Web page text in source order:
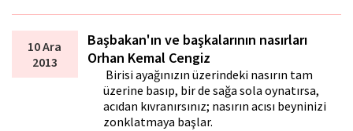
10 Ara
2013
Başbakan'ın ve başkalarının nasırları
Orhan Kemal Cengiz
Birisi ayağınızın üzerindeki nasırın tam
üzerine basıp, bir de sağa sola oynatırsa,
acıdan kıvranırsınız; nasırın acısı beyninizi
zonklatmaya başlar.